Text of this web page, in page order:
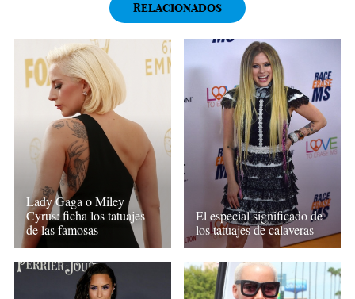
RELACIONADOS
Lady Gaga o Miley
Cyrus: ficha los tatuajes
de las famosas
El especial significado de
los tatuajes de calaveras